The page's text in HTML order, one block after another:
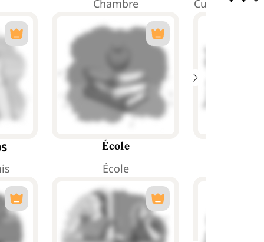
Chambre Cuisine et
École
École